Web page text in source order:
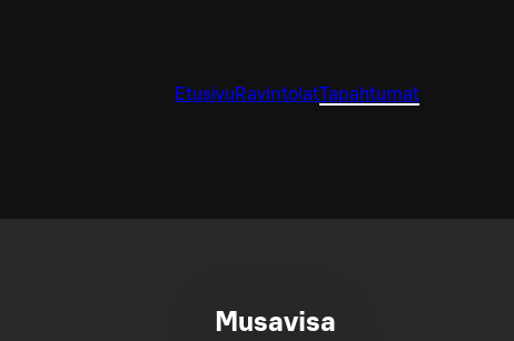
Etusivu RavintolatTapahtumat
Musavisa